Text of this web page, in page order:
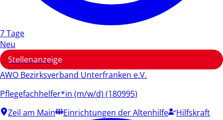
7 Tage
Neu
Stellenanzeige
AWO Bezirksverband Unterfranken e.V.
Pflegefachhelfer*in (m/w/d) (180995)
Zeil am Main
Einrichtungen der Altenhilfe Hilfskraft